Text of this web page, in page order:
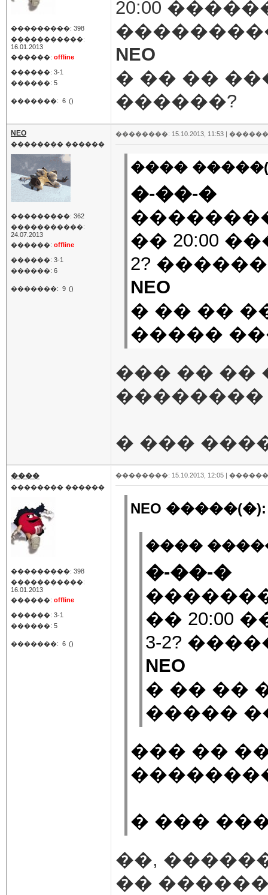
���������: 398
�����������:
16.01.2013
������: offline
������: 3-1
������: 5
�������: 6 ()
20:00
NEO
� �� ��
������?
NEO
�������� ������
���������: 362
�����������:
24.07.2013
������: offline
������: 3-1
������: 6
�������: 9 ()
��������: 15.10.2013, 11:53 |
����
�-��-�
�� 20:00
2?
NEO
� �� ��
�����
��� �� ��
��������
� ���
����
�������� ������
���������: 398
�����������:
16.01.2013
������: offline
������: 3-1
������: 5
�������: 6 ()
��������: 15.10.2013, 12:05 |
NEO �����(�):
����
�-��-�
�� 20:00
3-2?
NEO
� �� ��
�����
��� ��
� ���
��,
��